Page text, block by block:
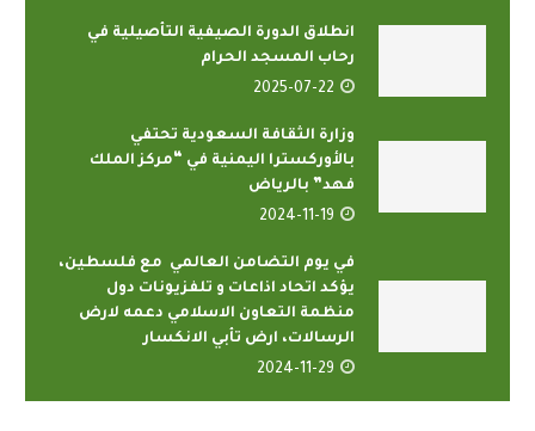
انطلاق الدورة الصيفية التأصيلية في
رحاب المسجد الحرام
2025-07-22
وزارة الثقافة السعودية تحتفي
بالأوركسترا اليمنية في “مركز الملك
فهد” بالرياض
2024-11-19
في يوم التضامن العالمي مع فلسطين،
يؤكد اتحاد اذاعات و تلفزيونات دول
منظمة التعاون الاسلامي دعمه لارض
الرسالات، ارض تأبي الانكسار
2024-11-29